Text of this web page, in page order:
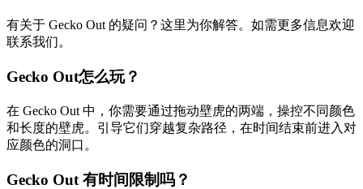
有关于 Gecko Out 的疑问？这里为你解答。如需更多信息欢迎
联系我们。
Gecko Out怎么玩？
在 Gecko Out 中，你需要通过拖动壁虎的两端，操控不同颜色
和长度的壁虎。引导它们穿越复杂路径，在时间结束前进入对
应颜色的洞口。
Gecko Out 有时间限制吗？